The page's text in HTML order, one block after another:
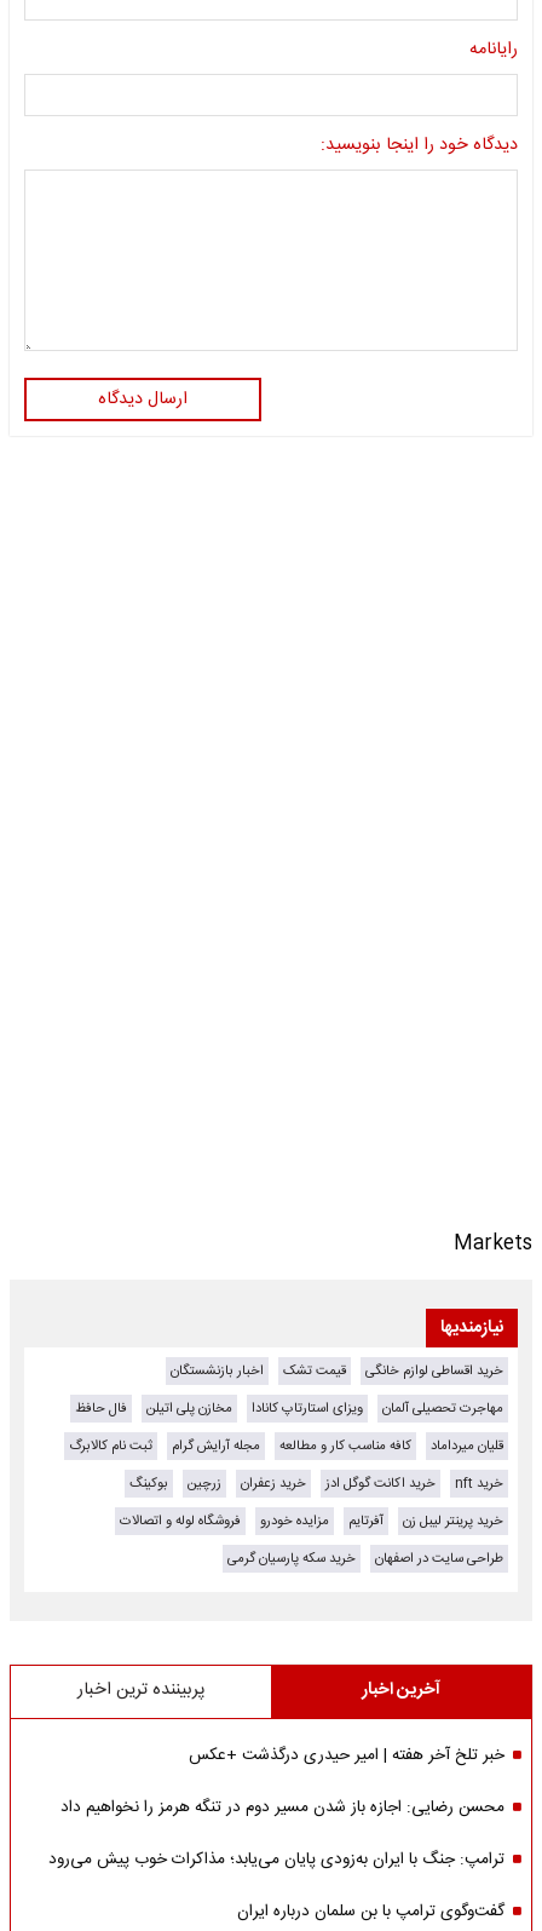
رایانامه
دیدگاه خود را اینجا بنویسید:
ارسال دیدگاه
Markets
نیازمندیها
خرید اقساطی لوازم خانگی قیمت تشک
اخبار بازنشستگان
مهاجرت تحصیلی آلمان
ویزای استارتاپ کانادا مخازن پلی اتیلن
فال حافظ
قلیان میرداماد
کافه مناسب کار و مطالعه مجله آرایش گرام
ثبت نام کالابرگ
خرید nft
خرید اکانت گوگل ادز خرید زعفران زرچین
بوکینگ
خرید پرینتر لیبل زن
آفرتایم مزایده خودرو
فروشگاه لوله و اتصالات
طراحی سایت در اصفهان
خرید سکه پارسیان گرمی
آخرین اخبار پربیننده ترین اخبار
خبر تلخ آخر هفته | امیر حیدری درگذشت +عکس
محسن رضایی: اجازه باز شدن مسیر دوم در تنگه هرمز را نخواهیم داد
ترامپ: جنگ با ایران به‌زودی پایان می‌یابد؛ مذاکرات خوب پیش می‌رود
گفت‌وگوی ترامپ با بن سلمان درباره ایران